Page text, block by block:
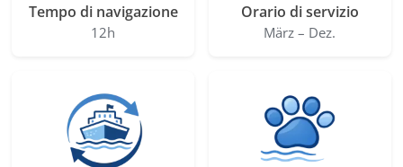
Tempo di navigazione
12h
Orario di servizio
März – Dez.